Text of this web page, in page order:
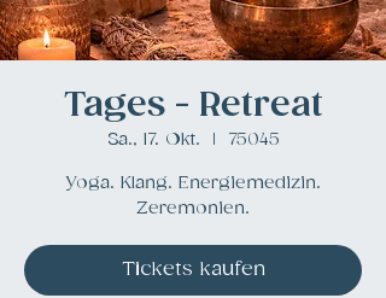
Tages - Retreat
Sa., 17. Okt.
  |
75045
Yoga. Klang. Energiemedizin.
Zeremonien.
Tickets kaufen